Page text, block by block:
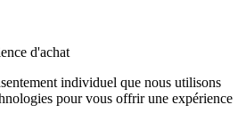
d'achat
individuel que nous utilisons
pour vous offrir une expérience